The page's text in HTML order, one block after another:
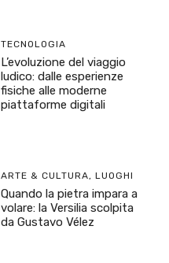
TECNOLOGIA
L’evoluzione del viaggio
ludico: dalle esperienze
fisiche alle moderne
piattaforme digitali
ARTE & CULTURA, LUOGHI
Quando la pietra impara a
volare: la Versilia scolpita
da Gustavo Vélez